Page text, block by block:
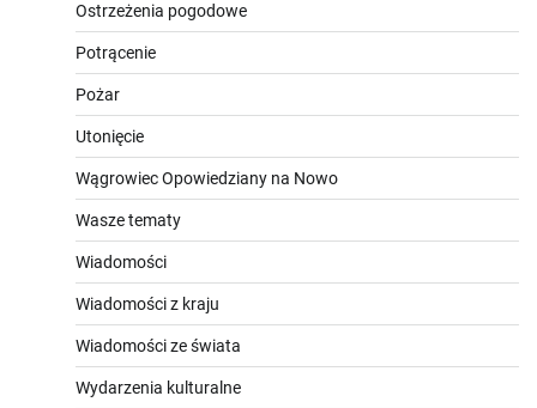
Ostrzeżenia pogodowe
Potrącenie
Pożar
Utonięcie
Wągrowiec Opowiedziany na Nowo
Wasze tematy
Wiadomości
Wiadomości z kraju
Wiadomości ze świata
Wydarzenia kulturalne